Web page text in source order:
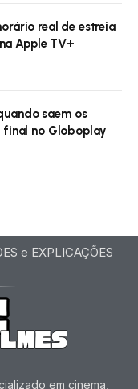
real de estreia
Apple TV+
saem os
final no Globoplay
e EXPLICAÇÕES
em cinema,